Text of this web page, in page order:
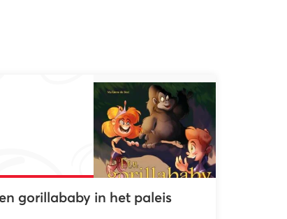
gorillababy in het paleis